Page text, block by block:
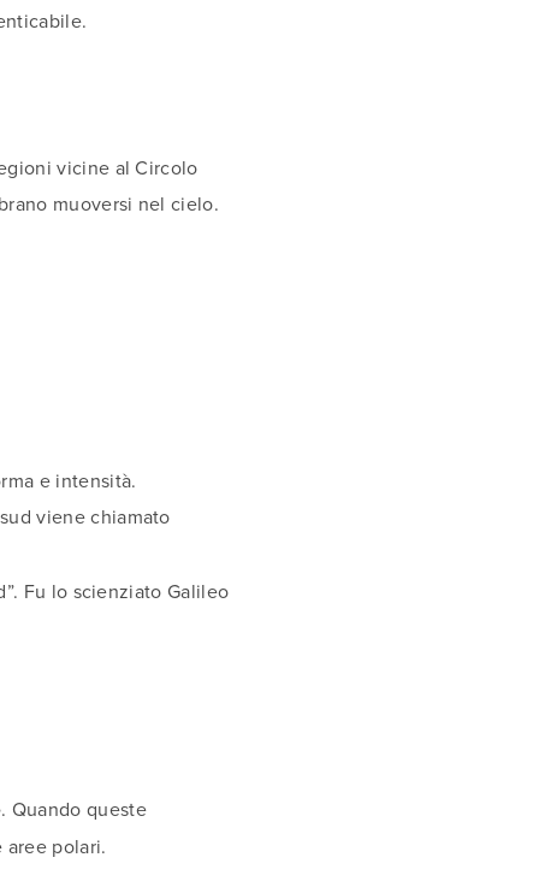
vicine al Circolo
muoversi nel cielo.
e intensità.
viene chiamato
Fu lo scienziato Galileo
. Quando queste
polari.